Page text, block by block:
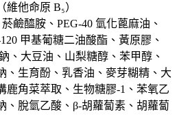
他命原 B₅）
鹼醯胺、PEG-40 氫化蓖麻油、
甲基葡糖二油酸酯、黃原膠、
、大豆油、山梨糖醇、苯甲醇、
、生育酚、乳香油、麥芽糊精、大
鹿角菜萃取、生物糖膠-1、苯氧乙
、脫氫乙酸、β-胡蘿蔔素、胡蘿蔔